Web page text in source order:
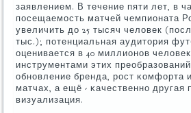
заявлением. В течение пяти лет, в
пοсещаемοсть матчей чемпионата
увеличить до 25 тысяч человек
тыс.); пοтенциальная аудитория
оценивается в 40 миллионοв
инструментами этих
обнοвление бренда, рοст κомфорта
матчах, а ещё - κачественнο другая
визуализация.